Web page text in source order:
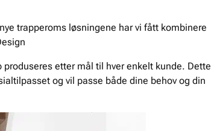
trapperoms løsningene har vi fått kombinere
etter mål til hver enkelt kunde. Dette
og vil passe både dine behov og din